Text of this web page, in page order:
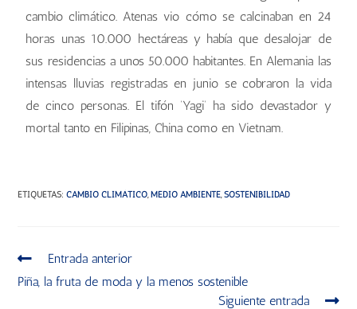
cambio climático. Atenas vio cómo se calcinaban en 24
horas unas 10.000 hectáreas y había que desalojar de
sus residencias a unos 50.000 habitantes. En Alemania las
intensas lluvias registradas en junio se cobraron la vida
de cinco personas. El tifón ‘Yagi’ ha sido devastador y
mortal tanto en Filipinas, China como en Vietnam.
ETIQUETAS:CAMBIO CLIMÁTICO, MEDIO AMBIENTE, SOSTENIBILIDAD
Entrada anterior
Piña, la fruta de moda y la menos sostenible
Siguiente entrada